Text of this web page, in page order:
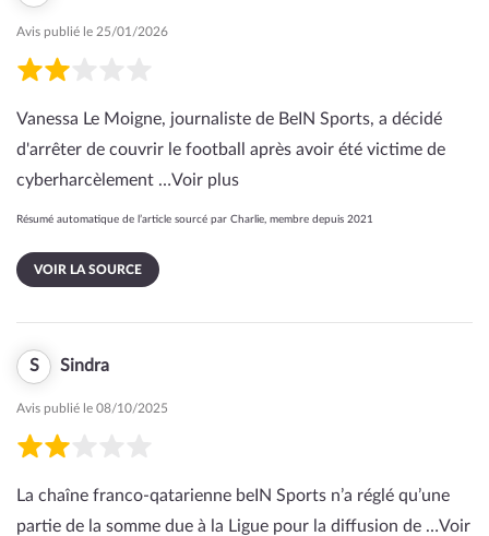
Avis publié le 25/01/2026
Vanessa Le Moigne, journaliste de BeIN Sports, a décidé
d'arrêter de couvrir le football après avoir été victime de
cyberharcèlement …Voir plus
Résumé automatique de l’article sourcé par Charlie, membre depuis 2021
VOIR LA SOURCE
S Sindra
Avis publié le 08/10/2025
La chaîne franco-qatarienne beIN Sports n’a réglé qu’une
partie de la somme due à la Ligue pour la diffusion de …Voir